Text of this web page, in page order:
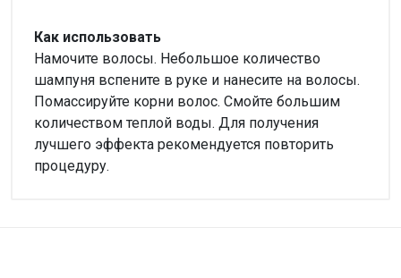
Как использовать
Намочите волосы. Небольшое количество
шампуня вспените в руке и нанесите на волосы.
Помассируйте корни волос. Смойте большим
количеством теплой воды. Для получения
лучшего эффекта рекомендуется повторить
процедуру.